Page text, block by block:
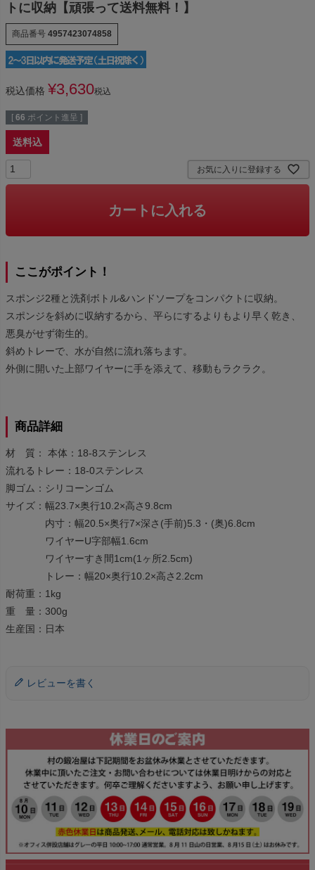
トに収納【頑張って送料無料！】
商品番号 4957423074858
税込価格 ¥3,630税込
[ 66 ポイント進呈 ]
送料込
お気に入りに登録する
カートに入れる
ここがポイント！
スポンジ2種と洗剤ボトル&ハンドソープをコンパクトに収納。
スポンジを斜めに収納するから、平らにするよりもより早く乾き、
悪臭がせず衛生的。
斜めトレーで、水が自然に流れ落ちます。
外側に開いた上部ワイヤーに手を添えて、移動もラクラク。
商品詳細
材 質： 本体：18-8ステンレス
流れるトレー：18-0ステンレス
脚ゴム：シリコーンゴム
サイズ：幅23.7×奥行10.2×高さ9.8cm
内寸：幅20.5×奥行7×深さ(手前)5.3・(奥)6.8cm
ワイヤーU字部幅1.6cm
ワイヤーすき間1cm(1ヶ所2.5cm)
トレー：幅20×奥行10.2×高さ2.2cm
耐荷重：1kg
重 量：300g
生産国：日本
レビューを書く